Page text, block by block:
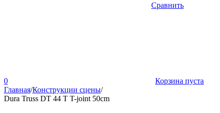
Сравнить
0
Корзина пуста
Главная/Конструкции сцены/
Dura Truss DT 44 T T-joint 50cm